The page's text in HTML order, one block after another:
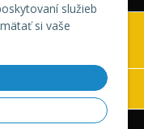
služieb
si vaše